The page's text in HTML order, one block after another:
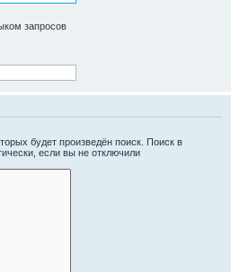
запросов
будет произведён поиск. Поиск в
если вы не отключили